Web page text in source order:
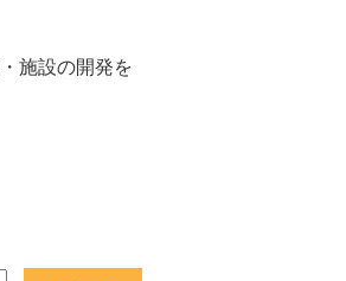
施設の開発を